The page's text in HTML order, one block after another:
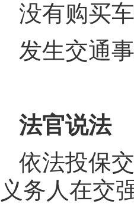
没有购买
发生交通
法官说法
依法投保
义务人在交